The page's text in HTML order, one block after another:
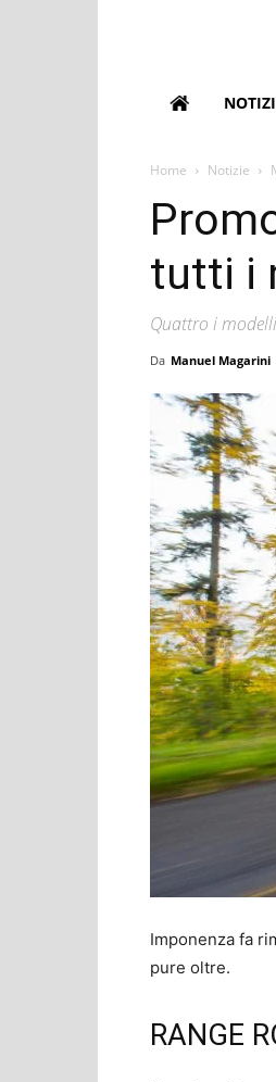
Home Notizie
tutti i
Quattro i
Da Manuel Magarini
Imponenza fa
pure oltre.
RANGE